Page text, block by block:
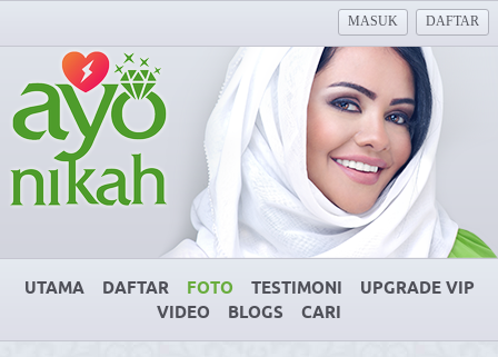
MASUK DAFTAR
UTAMA DAFTAR FOTO TESTIMONI
UPGRADE VIP
VIDEO
BLOGS CARI